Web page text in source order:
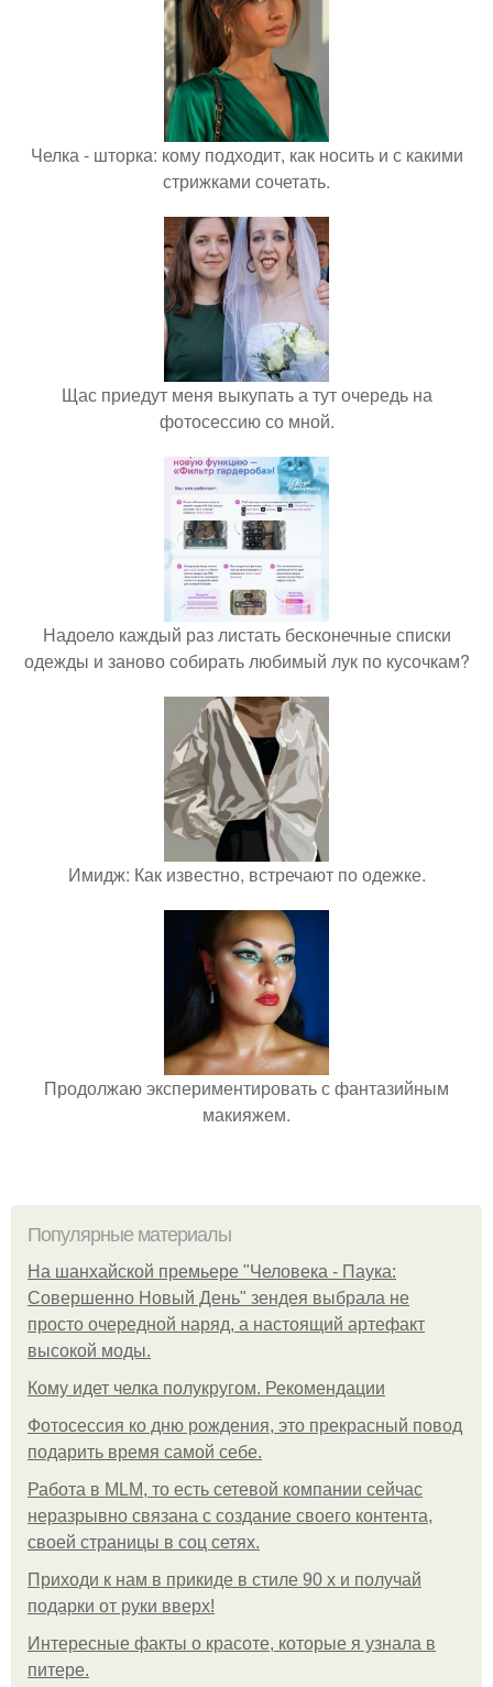
Челка - шторка: кому подходит, как носить и с какими
стрижками сочетать.
Щас приедут меня выкупать а тут очередь на
фотосессию со мной.
Надоело каждый раз листать бесконечные списки
одежды и заново собирать любимый лук по кусочкам?
Имидж: Как известно, встречают по одежке.
Продолжаю экспериментировать с фантазийным
макияжем.
Популярные материалы
На шанхайской премьере "Человека - Паука:
Совершенно Новый День" зендея выбрала не
просто очередной наряд, а настоящий артефакт
высокой моды.
Кому идет челка полукругом. Рекомендации
Фотосессия ко дню рождения, это прекрасный повод
подарить время самой себе.
Работа в MLM, то есть сетевой компании сейчас
неразрывно связана с создание своего контента,
своей страницы в соц сетях.
Приходи к нам в прикиде в стиле 90 х и получай
подарки от руки вверх!
Интересные факты о красоте, которые я узнала в
питере.